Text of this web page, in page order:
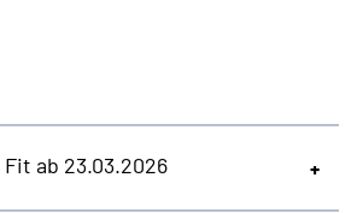
ab 23.03.2026